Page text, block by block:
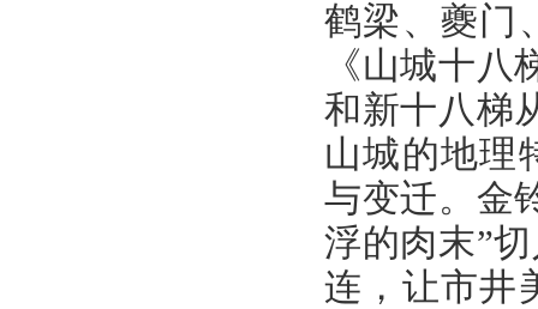
鹤梁、夔门
《山城十
和新十八梯
山城的地理
与变迁。金
浮的肉末”
连，让市井